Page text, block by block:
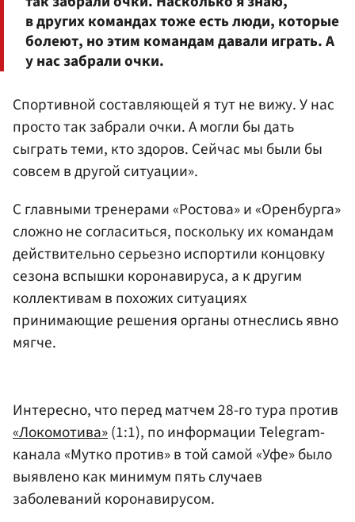
в других командах тоже есть люди, которые
болеют, но этим командам давали играть. А
у нас забрали очки.
Спортивной составляющей я тут не вижу. У нас
просто так забрали очки. А могли бы дать
сыграть теми, кто здоров. Сейчас мы были бы
совсем в другой ситуации».
С главными тренерами «Ростова» и «Оренбурга»
сложно не согласиться, поскольку их командам
действительно серьезно испортили концовку
сезона вспышки коронавируса, а к другим
коллективам в похожих ситуациях
принимающие решения органы отнеслись явно
мягче.
Интересно, что перед матчем 28-го тура против
«Локомотива»(1:1), по информации Telegram-
канала «Мутко против» в той самой «Уфе» было
выявлено как минимум пять случаев
заболеваний коронавирусом.